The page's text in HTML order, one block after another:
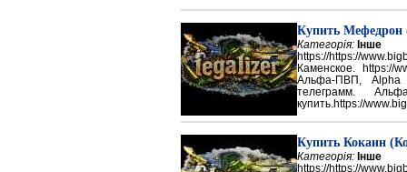
Купить
Категорія: Інше
https://https://
Каменское. https://
Альфа-ПВП, Alpha
телеграмм.
купить.https://
Купить Кокаин
Категорія: Інше
https://https://